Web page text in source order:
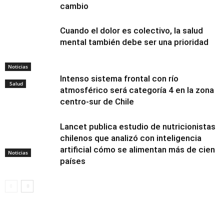
Noticias
cambio
Salud
Cuando el dolor es colectivo, la salud
mental también debe ser una prioridad
Noticias
Intenso sistema frontal con río
atmosférico será categoría 4 en la zona
centro-sur de Chile
Lancet publica estudio de nutricionistas
chilenos que analizó con inteligencia
artificial cómo se alimentan más de cien
países